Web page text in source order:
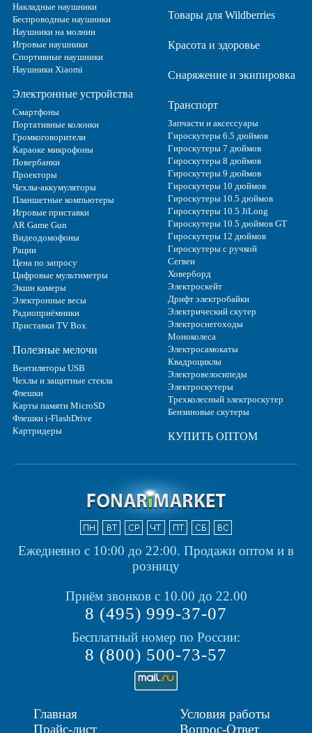
Накладные наушники
Беспроводные наушники
Наушники на молнии
Игровые наушники
Спортивные наушники
Наушники Xiaomi
Электронные устройства
Смартфоны
Портативные колонки
Громкоговорители
Караоке микрофоны
Повербанки
Проекторы
Чехлы-аккумуляторы
Планшетные компьютеры
Игровые приставки
AR Game Gun
Видеодомофоны
Рации
Цена по запросу
Цифровые мультиметры
Экшн камеры
Электронные весы
Радиоприёмники
Приставки TV Box
Полезные мелочи
Вентиляторы USB
Чехлы и защитные стекла
Флешки
Карты памяти MicroSD
Флешки i-FlashDrive
Картридеры
Товары для Wildberries
Красота и здоровье
Снаряжение и экипировка
Транспорт
Запчасти и аксессуары
Гироскутеры 6.5 дюймов
Гироскутеры 7 дюймов
Гироскутеры 8 дюймов
Гироскутеры 9 дюймов
Гироскутеры 10 дюймов
Гироскутеры 10.5 дюймов
Гироскутеры 10.5 JiLong
Гироскутеры 10.5 дюймов GT
Гироскутеры 12 дюймов
Гироскутеры с ручкой
Сегвеи
Ховерборд
Электроскейт
Дрифт электробайки
Электрический скутер
Электроснегоходы
Моноколеса
Электросамокаты
Квадроциклы
Электровелосипеды
Электроскутеры
Трехколесный электроскутер
Бензиновые скутеры
КУПИТЬ ОПТОМ
Ежедневно с 10:00 до 22:00. Продажи оптом и в
розницу
Приём звонков с 10.00 до 22.00
8 (495) 999-37-07
Бесплатный номер по России:
8 (800) 500-73-57
Главная
Прайс-лист
Условия работы
Вопрос-Ответ